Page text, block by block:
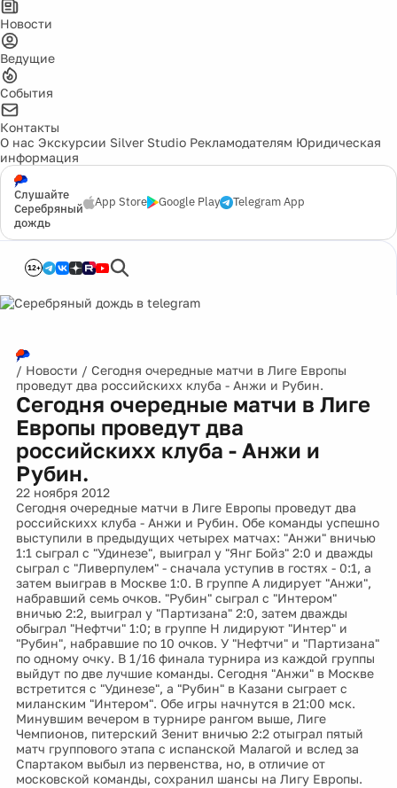
Новости
Ведущие
События
Контакты
О нас Экскурсии Silver Studio Рекламодателям Юридическая
информация
Слушайте
Серебряный
дождь
App Store Google Play Telegram App
12+
/ Новости / Сегодня очередные матчи в Лиге Европы
проведут два российскихх клуба - Анжи и Рубин.
Сегодня очередные матчи в Лиге
Европы проведут два
российскихх клуба - Анжи и
Рубин.
22 ноября 2012
Сегодня очередные матчи в Лиге Европы проведут два
российскихх клуба - Анжи и Рубин. Обе команды успешно
выступили в предыдущих четырех матчах: "Анжи" вничью
1:1 сыграл с "Удинезе", выиграл у "Янг Бойз" 2:0 и дважды
сыграл с "Ливерпулем" - сначала уступив в гостях - 0:1, а
затем выиграв в Москве 1:0. В группе А лидирует "Анжи",
набравший семь очков. "Рубин" сыграл с "Интером"
вничью 2:2, выиграл у "Партизана" 2:0, затем дважды
обыграл "Нефтчи" 1:0; в группе H лидируют "Интер" и
"Рубин", набравшие по 10 очков. У "Нефтчи" и "Партизана"
по одному очку. В 1/16 финала турнира из каждой группы
выйдут по две лучшие команды. Сегодня "Анжи" в Москве
встретится с "Удинезе", а "Рубин" в Казани сыграет с
миланским "Интером". Обе игры начнутся в 21:00 мск.
Минувшим вечером в турнире рангом выше, Лиге
Чемпионов, питерский Зенит вничью 2:2 отыграл пятый
матч группового этапа с испанской Малагой и вслед за
Спартаком выбыл из первенства, но, в отличие от
московской команды, сохранил шансы на Лигу Европы.